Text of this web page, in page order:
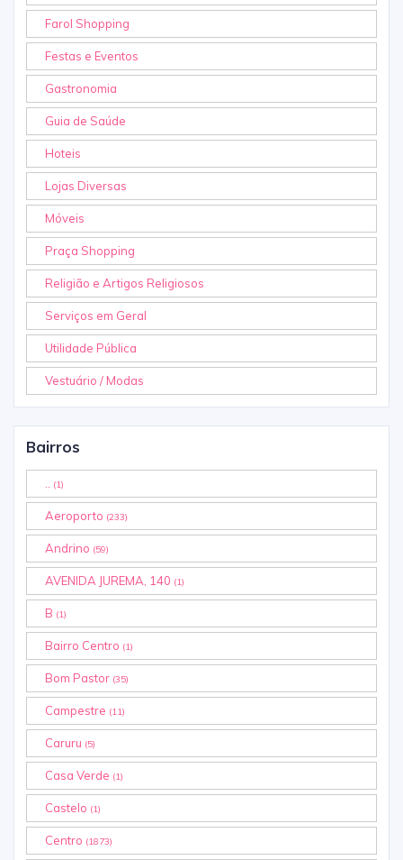
Farol Shopping
Festas e Eventos
Gastronomia
Guia de Saúde
Hoteis
Lojas Diversas
Móveis
Praça Shopping
Religião e Artigos Religiosos
Serviços em Geral
Utilidade Pública
Vestuário / Modas
Bairros
(1)
Aeroporto (233)
Andrino (59)
AVENIDA JUREMA, 140 (1)
B (1)
Bairro Centro (1)
Bom Pastor (35)
Campestre (11)
Caruru (5)
Casa Verde (1)
Castelo (1)
Centro (1873)